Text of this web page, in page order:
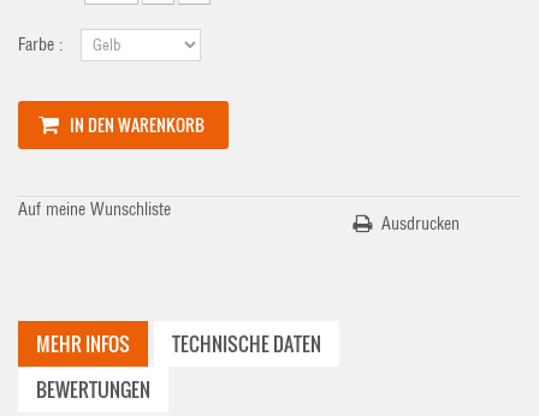
Farbe :
IN DEN WARENKORB
Auf meine Wunschliste
Ausdrucken
MEHR INFOS
TECHNISCHE DATEN
BEWERTUNGEN